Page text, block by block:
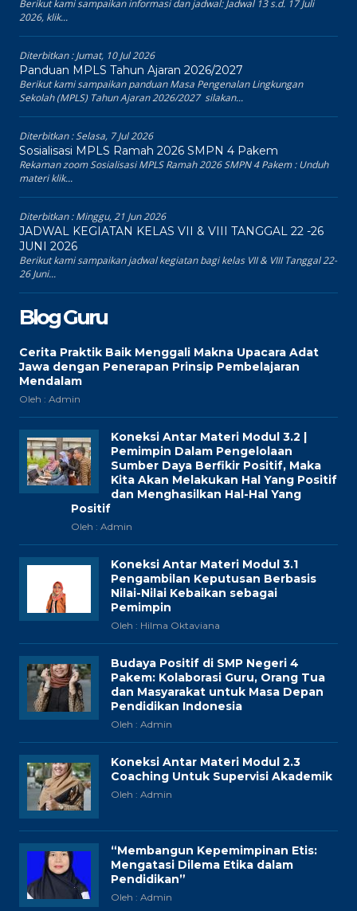
Berikut kami sampaikan informasi dan jadwal: Jadwal 13 s.d. 17 Juli
2026, klik...
Diterbitkan :Jumat, 10 Jul 2026
Panduan MPLS Tahun Ajaran 2026/2027
Berikut kami sampaikan panduan Masa Pengenalan Lingkungan
Sekolah (MPLS) Tahun Ajaran 2026/2027 silakan...
Diterbitkan :Selasa, 7 Jul 2026
Sosialisasi MPLS Ramah 2026 SMPN 4 Pakem
Rekaman zoom Sosialisasi MPLS Ramah 2026 SMPN 4 Pakem : Unduh
materi klik...
Diterbitkan :Minggu, 21 Jun 2026
JADWAL KEGIATAN KELAS VII & VIII TANGGAL 22 -26
JUNI 2026
Berikut kami sampaikan jadwal kegiatan bagi kelas VII & VIII Tanggal 22-
26 Juni...
Blog Guru
Cerita Praktik Baik Menggali Makna Upacara Adat
Jawa dengan Penerapan Prinsip Pembelajaran
Mendalam
Oleh : Admin
Koneksi Antar Materi Modul 3.2 |
Pemimpin Dalam Pengelolaan
Sumber Daya Berfikir Positif, Maka
Kita Akan Melakukan Hal Yang Positif
dan Menghasilkan Hal-Hal Yang
Positif
Oleh : Admin
Koneksi Antar Materi Modul 3.1
Pengambilan Keputusan Berbasis
Nilai-Nilai Kebaikan sebagai
Pemimpin
Oleh : Hilma Oktaviana
Budaya Positif di SMP Negeri 4
Pakem: Kolaborasi Guru, Orang Tua
dan Masyarakat untuk Masa Depan
Pendidikan Indonesia
Oleh : Admin
Koneksi Antar Materi Modul 2.3
Coaching Untuk Supervisi Akademik
Oleh : Admin
“Membangun Kepemimpinan Etis:
Mengatasi Dilema Etika dalam
Pendidikan”
Oleh : Admin